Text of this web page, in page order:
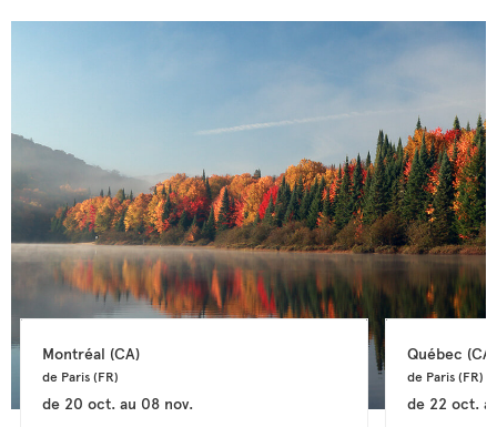
Montréal (CA)
de Paris (FR)
de 20 oct.au 08 nov.
Québec (CA)
de Paris (FR)
de 22 oct.